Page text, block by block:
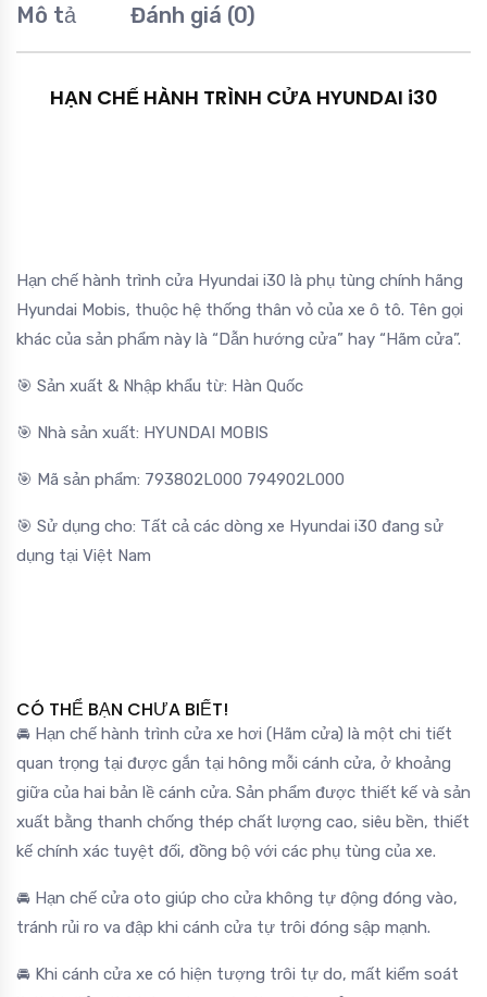
Mô tả Đánh giá (0)
HẠN CHẾ HÀNH TRÌNH CỬA HYUNDAI i30
Hạn chế hành trình cửa Hyundai i30 là phụ tùng chính hãng
Hyundai Mobis, thuộc hệ thống thân vỏ của xe ô tô. Tên gọi
khác của sản phẩm này là “Dẫn hướng cửa” hay “Hãm cửa”.
🎯 Sản xuất & Nhập khẩu từ: Hàn Quốc
🎯 Nhà sản xuất: HYUNDAI MOBIS
🎯 Mã sản phẩm: 793802L000 794902L000
🎯 Sử dụng cho: Tất cả các dòng xe Hyundai i30 đang sử
dụng tại Việt Nam
CÓ THỂ BẠN CHƯA BIẾT!
🚘 Hạn chế hành trình cửa xe hơi (Hãm cửa) là một chi tiết
quan trọng tại được gắn tại hông mỗi cánh cửa, ở khoảng
giữa của hai bản lề cánh cửa. Sản phẩm được thiết kế và sản
xuất bằng thanh chống thép chất lượng cao, siêu bền, thiết
kế chính xác tuyệt đối, đồng bộ với các phụ tùng của xe.
🚘 Hạn chế cửa oto giúp cho cửa không tự động đóng vào,
tránh rủi ro va đập khi cánh cửa tự trôi đóng sập mạnh.
🚘 Khi cánh cửa xe có hiện tượng trôi tự do, mất kiểm soát